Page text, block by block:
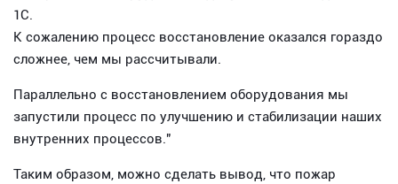
1С.
К сожалению процесс восстановление оказался гораздо
сложнее, чем мы рассчитывали.
Параллельно с восстановлением оборудования мы
запустили процесс по улучшению и стабилизации наших
внутренних процессов."
Таким образом, можно сделать вывод, что пожар